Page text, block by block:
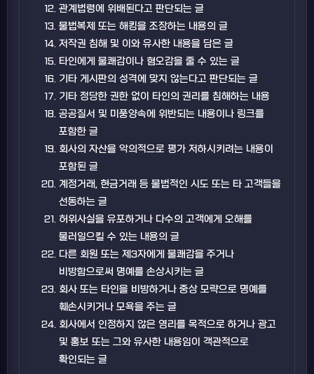
관계법령에 위배된다고 판단되는 글
불법복제 또는 해킹을 조장하는 내용의 글
저작권 침해 및 이와 유사한 내용을 담은 글
타인에게 불쾌감이나 혐오감을 줄 수 있는 글
기타 게시판의 성격에 맞지 않는다고 판단되는 글
기타 정당한 권한 없이 타인의 권리를 침해하는 내용
공공질서 및 미풍양속에 위반되는 내용이나 링크를
포함한 글
회사의 자산을 악의적으로 평가 저하시키려는 내용이
포함된 글
계정거래, 현금거래 등 불법적인 시도 또는 타 고객들을
선동하는 글
허위사실을 유포하거나 다수의 고객에게 오해를
불러일으킬 수 있는 내용의 글
다른 회원 또는 제3자에게 불쾌감을 주거나
비방함으로써 명예를 손상시키는 글
회사 또는 타인을 비방하거나 중상 모략으로 명예를
훼손시키거나 모욕을 주는 글
회사에서 인정하지 않은 영리를 목적으로 하거나 광고
및 홍보 또는 그와 유사한 내용임이 객관적으로
확인되는 글